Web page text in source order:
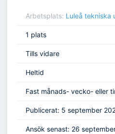
Arbetsplats: Luleå tekniska
1 plats
Tills vidare
Heltid
Fast månads- vecko- eller
Publicerat: 5 september
Ansök senast: 26